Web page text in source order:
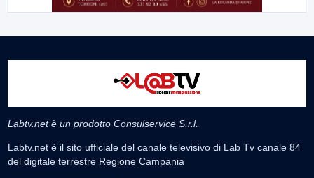
Labtv.net è un prodotto Consulservice S.r.l.
Labtv.net è il sito ufficiale del canale televisivo di Lab Tv canale 84
del digitale terrestre Regione Campania